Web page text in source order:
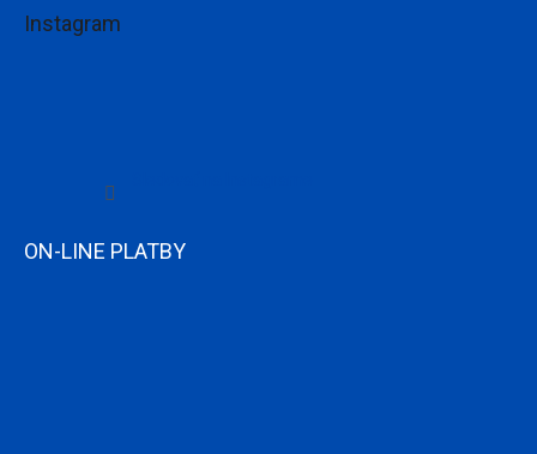
Instagram
ON-LINE PLATBY